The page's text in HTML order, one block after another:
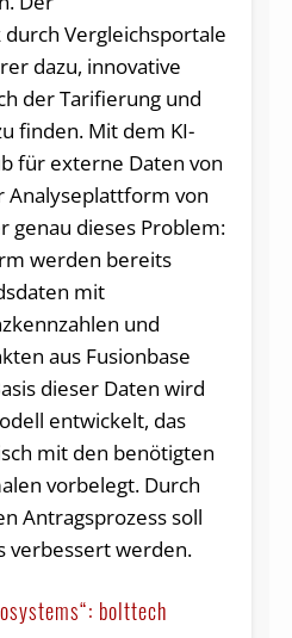
Vergleichsportale
dazu, innovative
der Tarifierung und
finden. Mit dem KI-
für externe Daten von
Analyseplattform von
genau dieses Problem:
werden bereits
mit
und
aus Fusionbase
dieser Daten wird
entwickelt, das
mit den benötigten
vorbelegt. Durch
Antragsprozess soll
verbessert werden.
bolttech